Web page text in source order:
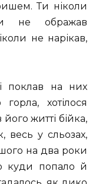
Ти ніколи
не ображав
не нарікав,
поклав на них
хотілося
житті бійка,
весь у сльозах,
на два роки
куди попало й